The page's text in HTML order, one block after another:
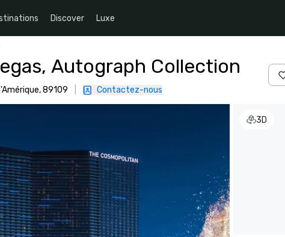
Discover Luxe
Autograph Collection
89109 Contactez-nous
3D